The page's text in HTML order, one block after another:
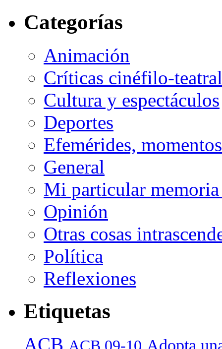
Categorías
Animación
Críticas cinéfilo-
Cultura y espectáculos
Deportes
Efemérides,
General
Mi particular
Opinión
Otras cosas
Política
Reflexiones
Etiquetas